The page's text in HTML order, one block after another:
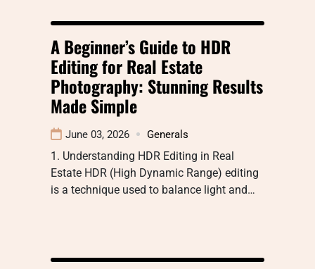
A Beginner’s Guide to HDR
Editing for Real Estate
Photography: Stunning Results
Made Simple
June 03, 2026 Generals
1. Understanding HDR Editing in Real
Estate HDR (High Dynamic Range) editing
is a technique used to balance light and…